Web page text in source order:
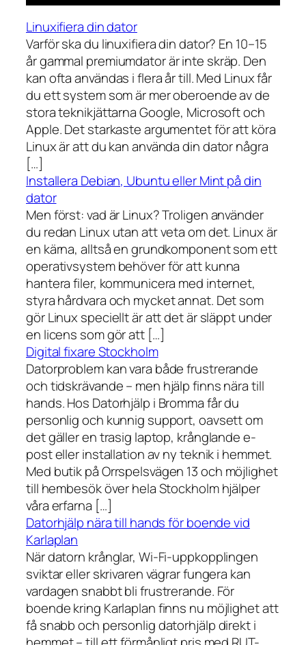
Linuxifiera din dator
Varför ska du linuxifiera din dator? En 10–15
år gammal premiumdator är inte skräp. Den
kan ofta användas i flera år till. Med Linux får
du ett system som är mer oberoende av de
stora teknikjättarna Google, Microsoft och
Apple. Det starkaste argumentet för att köra
Linux är att du kan använda din dator några
[…]
Installera Debian, Ubuntu eller Mint på din
dator
Men först: vad är Linux? Troligen använder
du redan Linux utan att veta om det. Linux är
en kärna, alltså en grundkomponent som ett
operativsystem behöver för att kunna
hantera filer, kommunicera med internet,
styra hårdvara och mycket annat. Det som
gör Linux speciellt är att det är släppt under
en licens som gör att […]
Digital fixare Stockholm
Datorproblem kan vara både frustrerande
och tidskrävande – men hjälp finns nära till
hands. Hos Datorhjälp i Bromma får du
personlig och kunnig support, oavsett om
det gäller en trasig laptop, krånglande e-
post eller installation av ny teknik i hemmet.
Med butik på Orrspelsvägen 13 och möjlighet
till hembesök över hela Stockholm hjälper
våra erfarna […]
Datorhjälp nära till hands för boende vid
Karlaplan
När datorn krånglar, Wi-Fi-uppkopplingen
sviktar eller skrivaren vägrar fungera kan
vardagen snabbt bli frustrerande. För
boende kring Karlaplan finns nu möjlighet att
få snabb och personlig datorhjälp direkt i